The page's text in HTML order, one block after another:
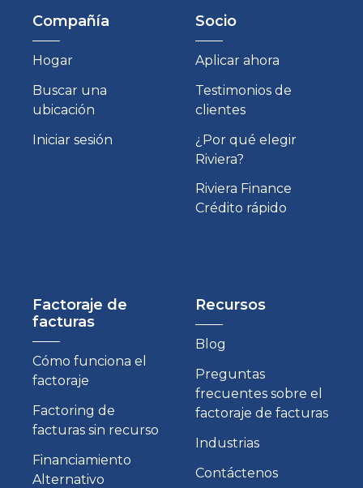
Compañía
Hogar
Buscar una
ubicación
Iniciar sesión
Socio
Aplicar ahora
Testimonios de
clientes
¿Por qué elegir
Riviera?
Riviera Finance
Crédito rápido
Factoraje de
facturas
Cómo funciona el
factoraje
Factoring de
facturas sin recurso
Financiamiento
Alternativo
Recursos
Blog
Preguntas
frecuentes sobre el
factoraje de facturas
Industrias
Contáctenos